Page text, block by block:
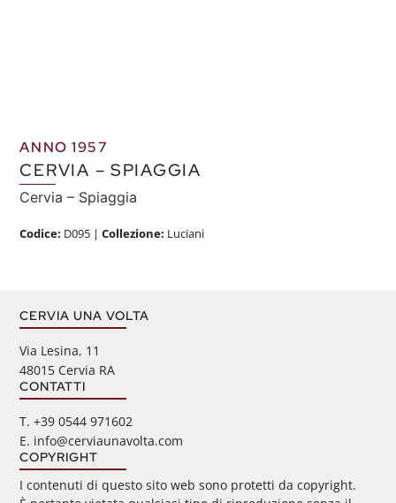
ANNO 1957
CERVIA – SPIAGGIA
Cervia – Spiaggia
Codice: D095 |Collezione: Luciani
CERVIA UNA VOLTA
Via Lesina, 11
48015 Cervia RA
CONTATTI
‭T. +39 0544 971602
E. info@cerviaunavolta.com
COPYRIGHT
I contenuti di questo sito web sono protetti da copyright.